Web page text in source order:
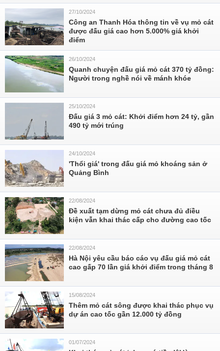
27/10/2024
Công an Thanh Hóa thông tin về vụ mỏ cát
được đấu giá cao hơn 5.000% giá khởi
điểm
26/10/2024
Quanh chuyện đấu giá mỏ cát 370 tỷ đồng:
Người trong nghề nói về mánh khóe
25/10/2024
Đấu giá 3 mỏ cát: Khởi điểm hơn 24 tỷ, gần
490 tỷ mới trúng
24/10/2024
'Thổi giá' trong đấu giá mỏ khoáng sản ở
Quảng Bình
22/08/2024
Đề xuất tạm dừng mỏ cát chưa đủ điều
kiện vẫn khai thác cấp cho đường cao tốc
22/08/2024
Hà Nội yêu cầu báo cáo vụ đấu giá mỏ cát
cao gấp 70 lần giá khởi điểm trong tháng 8
15/08/2024
Thêm mỏ cát sông được khai thác phục vụ
dự án cao tốc gần 12.000 tỷ đồng
01/07/2024